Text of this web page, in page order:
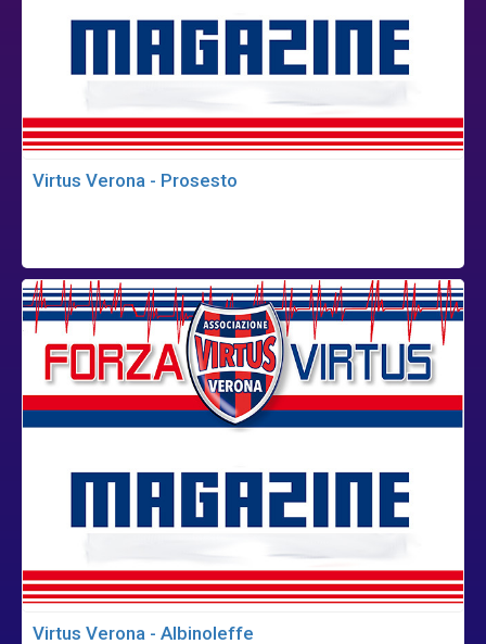
Virtus Verona - Prosesto
Virtus Verona - Albinoleffe